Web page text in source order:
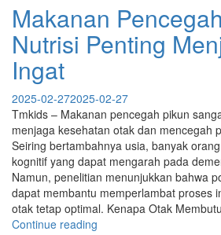
Makanan
Nutrisi Penting
Ingat
2025-02-272025-02-27
Tmkids – Makanan pencegah pikun
menjaga kesehatan otak dan mencegah
Seiring bertambahnya usia, banyak
kognitif yang dapat mengarah pada
Namun, penelitian menunjukkan bahwa
dapat membantu memperlambat proses
otak tetap optimal. Kenapa Otak
Continue reading